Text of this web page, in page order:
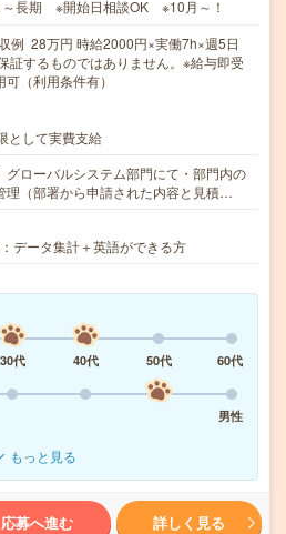
長期 ※開始日相談OK ※10月～！
28万円 時給2000円×実働7h×週5日
証するものではありません。※給与即受
（利用条件有）
として実費支給
グローバルシステム部門にて・部門内の
理（部署から申請された内容と見積…
データ集計＋英語ができる方
30代 40代 50代
60代
男性
もっと見る
応募へ進む 詳しく見る